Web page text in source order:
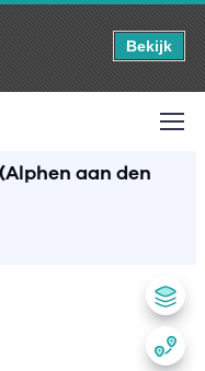
Bekijk
aan den